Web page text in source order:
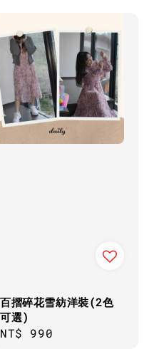
百摺碎花雪紡洋裝(2色
可選)
Regular
NT$ 990